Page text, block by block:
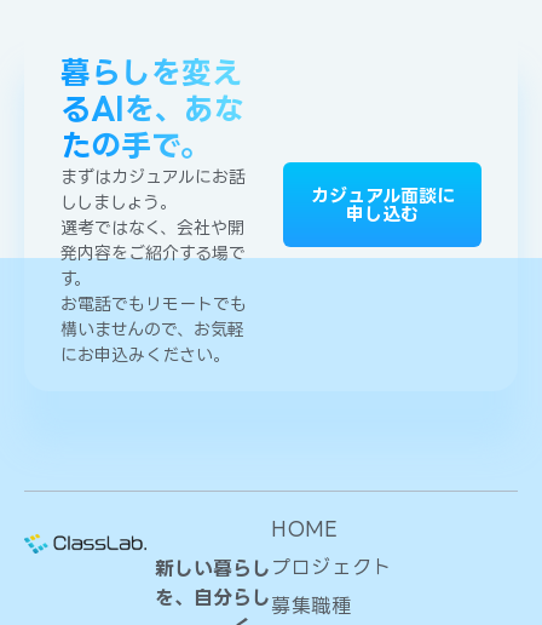
暮らしを変え
るAIを、あな
たの手で。
まずはカジュアルにお話
ししましょう。
選考ではなく、会社や開
発内容をご紹介する場で
す。
お電話でもリモートでも
構いませんので、お気軽
にお申込みください。
カジュアル面談に
申し込む
新しい暮らし
を、自分らし
HOME
プロジェクト
募集職種